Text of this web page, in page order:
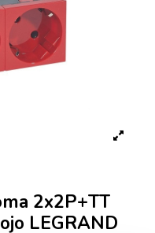
2x2P+TT
LEGRAND